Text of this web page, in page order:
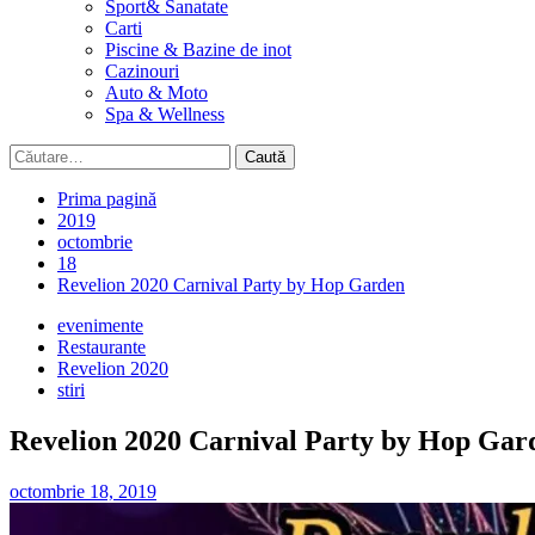
Sport& Sanatate
Carti
Piscine & Bazine de inot
Cazinouri
Auto & Moto
Spa & Wellness
Caută
după:
Prima pagină
2019
octombrie
18
Revelion 2020 Carnival Party by Hop Garden
evenimente
Restaurante
Revelion 2020
stiri
Revelion 2020 Carnival Party by Hop
octombrie 18, 2019